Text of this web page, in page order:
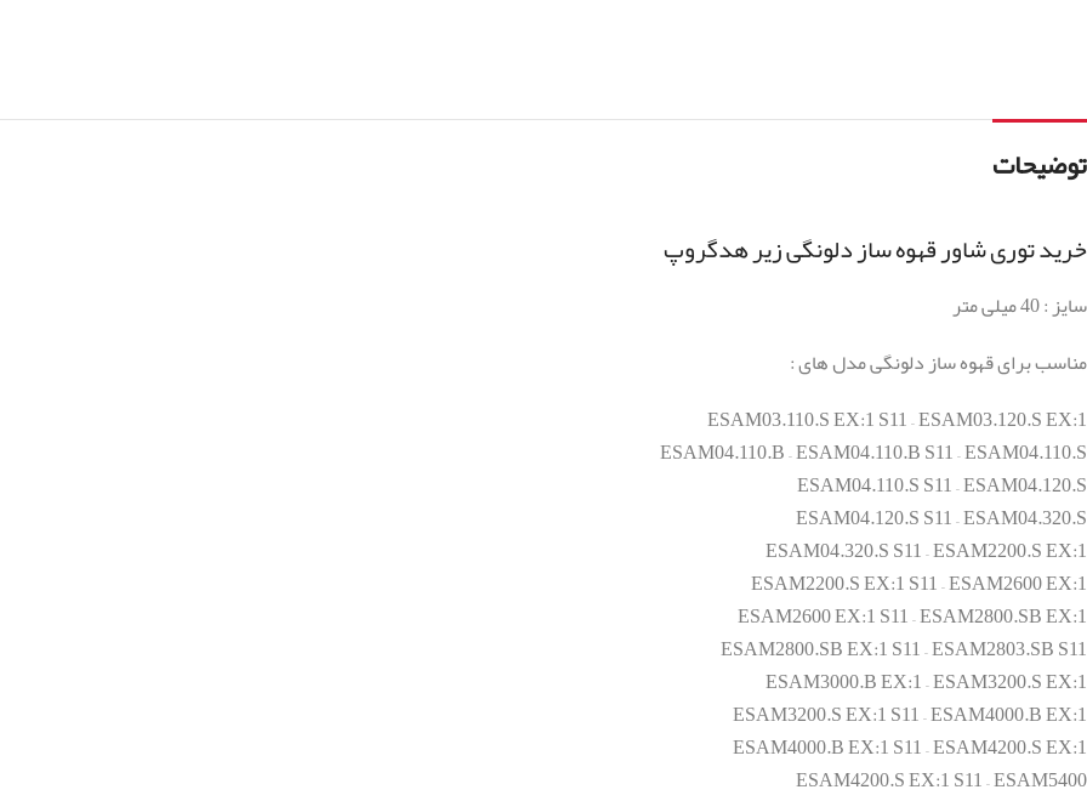
توضیحات
خرید توری شاور قهوه ساز دلونگی زیر هدگروپ
سایز : 40 میلی متر
مناسب برای قهوه ساز دلونگی مدل های :
ESAM03.110.S EX:1 S11 – ESAM03.120.S EX:1
ESAM04.110.B – ESAM04.110.B S11 – ESAM04.110.S
ESAM04.110.S S11 – ESAM04.120.S
ESAM04.120.S S11 – ESAM04.320.S
ESAM04.320.S S11 – ESAM2200.S EX:1
ESAM2200.S EX:1 S11 – ESAM2600 EX:1
ESAM2600 EX:1 S11 – ESAM2800.SB EX:1
ESAM2800.SB EX:1 S11 – ESAM2803.SB S11
ESAM3000.B EX:1 – ESAM3200.S EX:1
ESAM3200.S EX:1 S11 – ESAM4000.B EX:1
ESAM4000.B EX:1 S11 – ESAM4200.S EX:1
ESAM4200.S EX:1 S11 – ESAM5400